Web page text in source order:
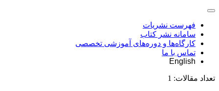
فهرست نشریات
سامانه نشر کتاب
کارگاه‌ها و دوره‌های آموزشی تخصصی
تماس با ما
English
تعداد مقالات: 1